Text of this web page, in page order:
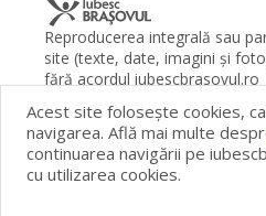
Reproducerea integrală sau
site (texte, date, imagini şi
fără acordul iubescbrasovul.ro
Termeni şi condiţii
Contact
Cookies
Publicitate
© 2026 iubescbrasovul.ro
Acest site foloseşte cookies,
navigarea. Află mai multe
continuarea navigării pe
cu utilizarea cookies.